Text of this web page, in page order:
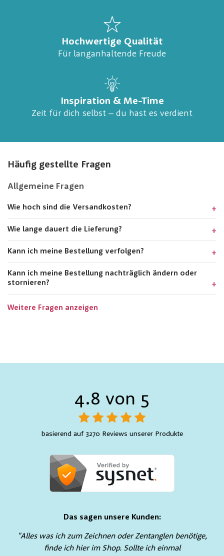
Hochwertige Qualität
Für langanhaltende Freude
Inspiration & Me-Time
Zeit für dich selbst – du hast es verdient
Häufig gestellte Fragen
Allgemeine Fragen
Wie hoch sind die Versandkosten?
Wie lange dauert die Lieferung?
Kann ich meine Bestellung verfolgen?
Kann ich meine Bestellung nachträglich ändern oder
stornieren?
Weitere Fragen anzeigen
4.8 von 5
basierend auf 3270 Reviews unserer Produkte
Das sagen unsere Kunden:
"Alles was ich zum Zeichnen oder Zentanglen benötige,
finde ich hier im Shop. Sollte ich einmal